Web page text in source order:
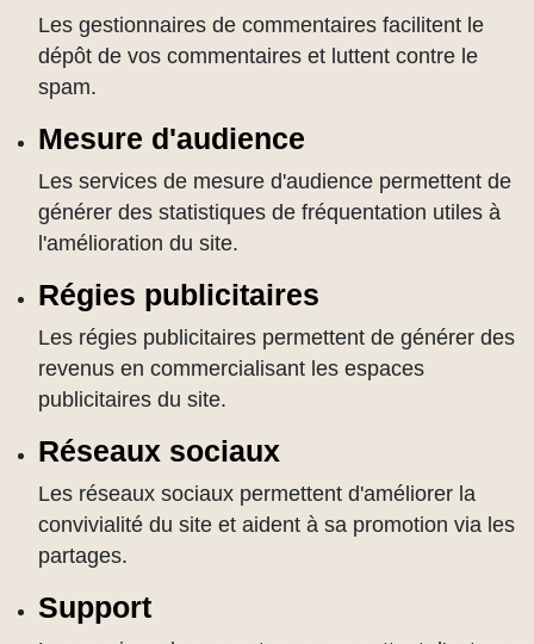
Les gestionnaires de commentaires facilitent le
dépôt de vos commentaires et luttent contre le
spam.
Mesure d'audience
Les services de mesure d'audience permettent de
générer des statistiques de fréquentation utiles à
l'amélioration du site.
Régies publicitaires
Les régies publicitaires permettent de générer des
revenus en commercialisant les espaces
publicitaires du site.
Réseaux sociaux
Les réseaux sociaux permettent d'améliorer la
convivialité du site et aident à sa promotion via les
partages.
Support